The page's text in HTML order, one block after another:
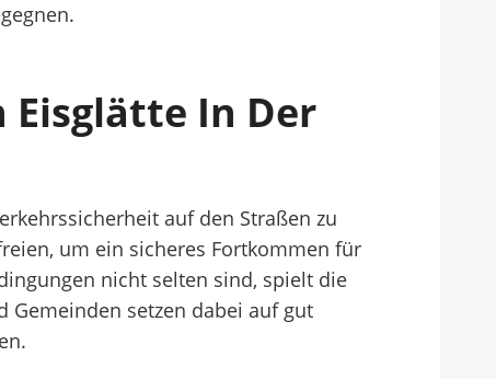
Eisglätte In Der
auf den Straßen zu
um ein sicheres Fortkommen für
nicht selten sind, spielt die
Gemeinden setzen dabei auf gut